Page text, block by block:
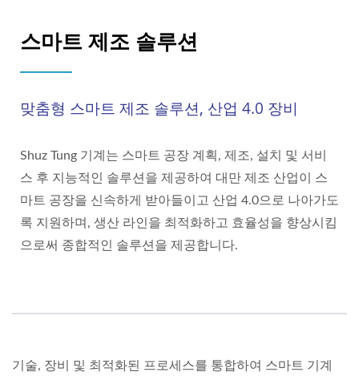
스마트 제조 솔루션
맞춤형 스마트 제조 솔루션, 산업 4.0 장비
Shuz Tung 기계는 스마트 공장 계획, 제조, 설치 및 서비
스 후 지능적인 솔루션을 제공하여 대만 제조 산업이 스
마트 공장을 신속하게 받아들이고 산업 4.0으로 나아가도
록 지원하며, 생산 라인을 최적화하고 효율성을 향상시킴
으로써 종합적인 솔루션을 제공합니다.
기술, 장비 및 최적화된 프로세스를 통합하여 스마트 기계